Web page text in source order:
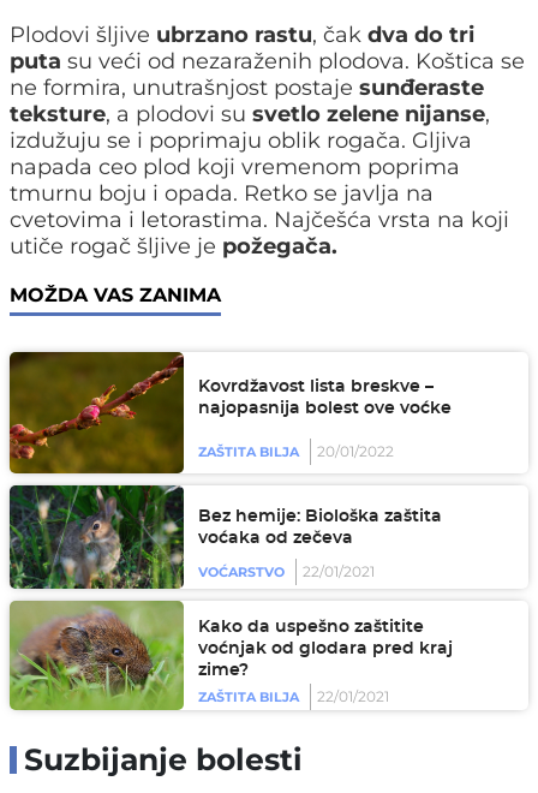
Plodovi šljive ubrzano rastu, čak dva do tri
puta su veći od nezaraženih plodova. Koštica se
ne formira, unutrašnjost postaje sunđeraste
teksture, a plodovi su svetlo zelene nijanse,
izdužuju se i poprimaju oblik rogača. Gljiva
napada ceo plod koji vremenom poprima
tmurnu boju i opada. Retko se javlja na
cvetovima i letorastima. Najčešća vrsta na koji
utiče rogač šljive je požegača.
MOŽDA VAS ZANIMA
Kovrdžavost lista breskve –
najopasnija bolest ove voćke
ZAŠTITA BILJA 20/01/2022
Bez hemije: Biološka zaštita
voćaka od zečeva
VOĆARSTVO 22/01/2021
Kako da uspešno zaštitite
voćnjak od glodara pred kraj
zime?
ZAŠTITA BILJA
22/01/2021
Suzbijanje bolesti